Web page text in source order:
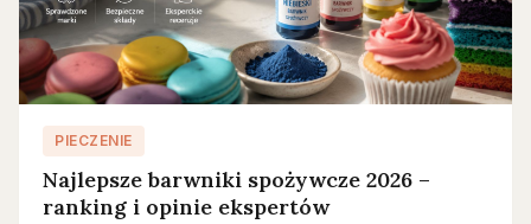
PIECZENIE
Najlepsze barwniki spożywcze 2026 –
ranking i opinie ekspertów